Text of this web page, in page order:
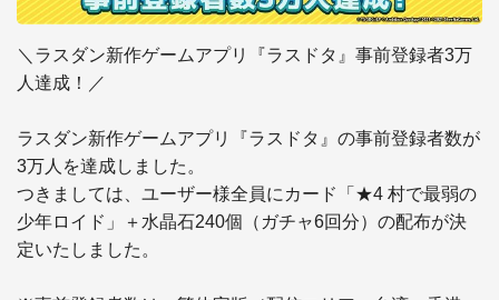
＼ラスダン新作ゲームアプリ『ラスドタ』事前登録者3万
人達成！／
ラスダン新作ゲームアプリ『ラスドタ』の事前登録者数が
3万人を達成しました。
つきましては、ユーザー様全員にカード「★4 村で最弱の
少年ロイド」＋水晶石240個（ガチャ6回分）の配布が決
定いたしました。